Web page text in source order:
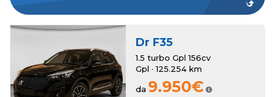
Dr F35
1.5 turbo Gpl 156cv
Gpl · 125.254 km
da 9.950€